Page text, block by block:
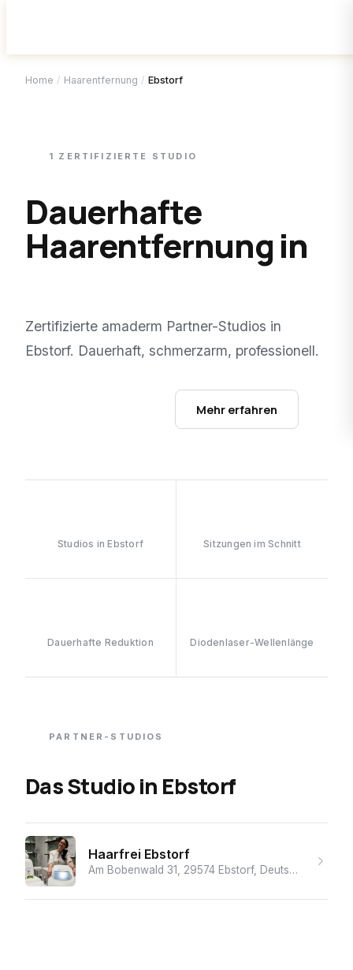
Home / Haarentfernung / Ebstorf
1 ZERTIFIZIERTE STUDIO
Dauerhafte
Haarentfernung in
Zertifizierte amaderm Partner-Studios in
Ebstorf. Dauerhaft, schmerzarm, professionell.
Mehr erfahren
Studios in Ebstorf Sitzungen im Schnitt
Dauerhafte Reduktion Diodenlaser-Wellenlänge
PARTNER-STUDIOS
Das Studioin Ebstorf
Haarfrei Ebstorf
Am Bobenwald 31, 29574 Ebstorf, Deutschland